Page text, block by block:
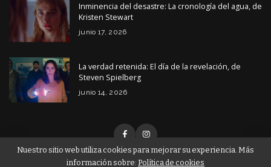
Inminencia del desastre: La cronología del agua, de
Kristen Stewart
junio 17, 2026
La verdad retenida: El día de la revelación, de
Steven Spielberg
junio 14, 2026
Nuestro sitio web utiliza cookies para mejorar su experiencia. Más
información sobre: Política de cookies